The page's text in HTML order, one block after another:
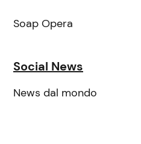
Soap Opera
Social News
News dal mondo